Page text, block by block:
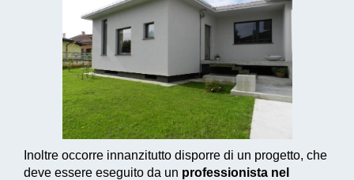
Inoltre occorre innanzitutto disporre di un progetto, che
deve essere eseguito da un professionista nel